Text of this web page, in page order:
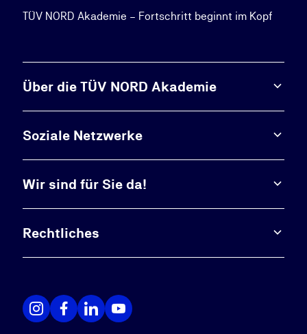
TÜV NORD Akademie – Fortschritt beginnt im Kopf
Über die TÜV NORD Akademie
Soziale Netzwerke
Wir sind für Sie da!
Rechtliches